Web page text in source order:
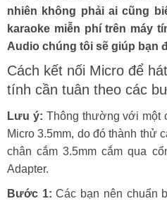
nhiên không phải ai cũng
karaoke miễn phí trên máy
Audio chúng tôi sẽ giúp bạn
Cách kết nối Micro để
tính cần tuân theo các
Lưu ý: Thông thường với một
Micro 3.5mm, do đó thành thử
chân cắm 3.5mm cắm qua
Adapter.
Bước 1: Các bạn nên chuẩn